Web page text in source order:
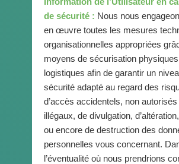
de sécurité : Nous nous
en œuvre toutes les mesures
organisationnelles appropriées
moyens de sécurisation
logistiques afin de garantir un
sécurité adapté au regard des
d’accès accidentels, non autorisés
illégaux, de divulgation,
ou encore de destruction des
personnelles vous concernant.
l’éventualité où nous prendrions